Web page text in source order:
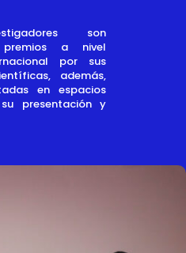
son
a nivel
por sus
además,
en espacios
presentación y